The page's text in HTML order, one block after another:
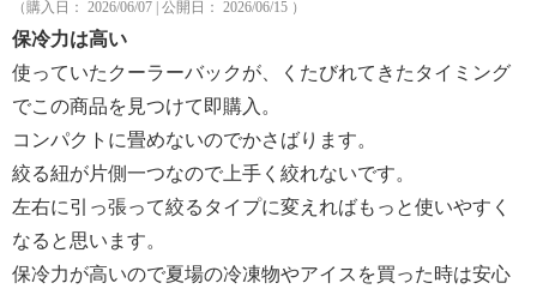
（購入日： 2026/06/07 | 公開日： 2026/06/15 ）
保冷力は高い
使っていたクーラーバックが、くたびれてきたタイミング
でこの商品を見つけて即購入。
コンパクトに畳めないのでかさばります。
絞る紐が片側一つなので上手く絞れないです。
左右に引っ張って絞るタイプに変えればもっと使いやすく
なると思います。
保冷力が高いので夏場の冷凍物やアイスを買った時は安心